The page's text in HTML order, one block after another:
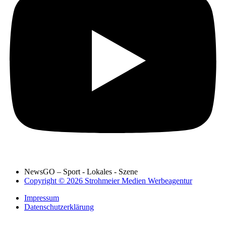
NewsGO – Sport - Lokales - Szene
Copyright © 2026 Strohmeier Medien Werbeagentur
Impressum
Datenschutzerklärung